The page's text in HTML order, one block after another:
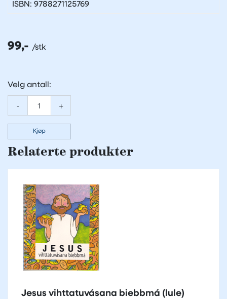
ISBN: 9788271125769
99,-
Velg antall:
- +
Kjøp
Relaterte produkter
Jesus vihttatuvásana biebbmá (lule)